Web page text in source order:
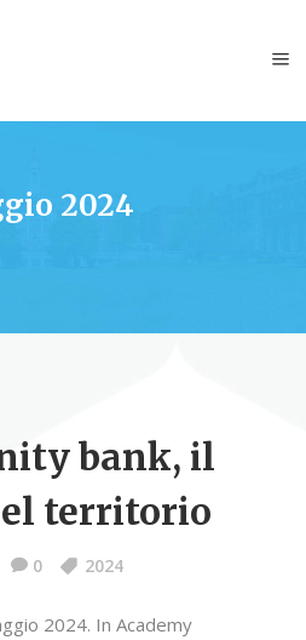
2024
bank, il
territorio
0 2024
2024. In Academy